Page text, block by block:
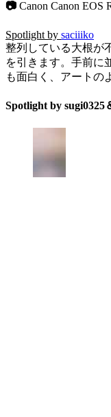
📷 Canon Canon EOS
Spotlight by saciiiko
整列している大根が
を引きます。手前に
も面白く、アートの
Spotlight by sugi0325